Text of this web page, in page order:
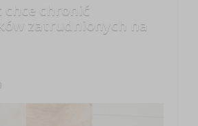
chce chronić
zatrudnionych na